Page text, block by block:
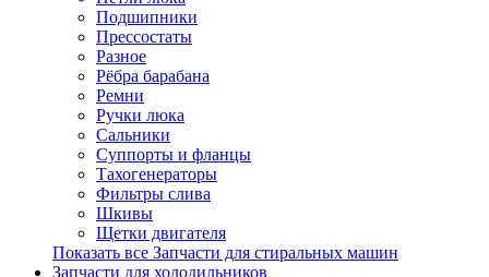
Подшипники
Прессостаты
Разное
Рёбра барабана
Ремни
Ручки люка
Сальники
Суппорты и фланцы
Тахогенераторы
Фильтры слива
Шкивы
Щетки двигателя
Показать все Запчасти для стиральных машин
Запчасти для холодильников